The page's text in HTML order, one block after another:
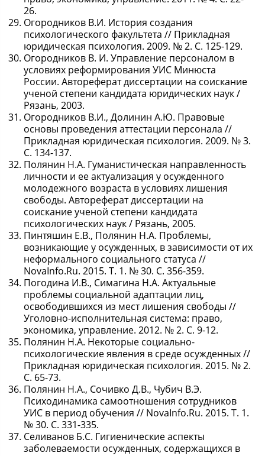
26.
Огородников В.И. История создания
психологического факультета // Прикладная
юридическая психология. 2009. № 2. С. 125-129.
Огородников В. И. Управление персоналом в
условиях реформирования УИС Минюста
России. Автореферат диссертации на соискание
ученой степени кандидата юридических наук /
Рязань, 2003.
Огородников В.И., Долинин А.Ю. Правовые
основы проведения аттестации персонала //
Прикладная юридическая психология. 2009. № 3.
С. 134-137.
Полянин Н.А. Гуманистическая направленность
личности и ее актуализация у осужденного
молодежного возраста в условиях лишения
свободы. Автореферат диссертации на
соискание ученой степени кандидата
психологических наук / Рязань, 2005.
Пинтяшин Е.В., Полянин Н.А. Проблемы,
возникающие у осужденных, в зависимости от их
неформального социального статуса //
NovaInfo.Ru. 2015. Т. 1. № 30. С. 356-359.
Погодина И.В., Симагина Н.А. Актуальные
проблемы социальной адаптации лиц,
освободившихся из мест лишения свободы //
Уголовно-исполнительная система: право,
экономика, управление. 2012. № 2. С. 9-12.
Полянин Н.А. Некоторые социально-
психологические явления в среде осужденных //
Прикладная юридическая психология. 2015. № 2.
С. 65-73.
Полянин Н.А., Сочивко Д.В., Чубич В.Э.
Психодинамика самоотношения сотрудников
УИС в период обучения // NovaInfo.Ru. 2015. Т. 1.
№ 30. С. 331-335.
Селиванов Б.С. Гигиенические аспекты
заболеваемости осужденных, содержащихся в